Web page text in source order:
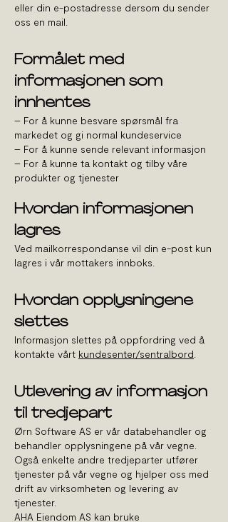
eller din e-postadresse dersom du sender
oss en mail.
Formålet med
informasjonen som
innhentes
– For å kunne besvare spørsmål fra
markedet og gi normal kundeservice
– For å kunne sende relevant informasjon
– For å kunne ta kontakt og tilby våre
produkter og tjenester
Hvordan informasjonen
lagres
Ved mailkorrespondanse vil din e-post kun
lagres i vår mottakers innboks.
Hvordan opplysningene
slettes
Informasjon slettes på oppfordring ved å
kontakte vårt kundesenter/sentralbord
Utlevering av informasjon
til tredjepart
Ørn Software AS er vår databehandler og
behandler opplysningene på vår vegne.
Også enkelte andre tredjeparter utfører
tjenester på vår vegne og hjelper oss med
drift av virksomheten og levering av
tjenester.
AHA Eiendom AS kan bruke